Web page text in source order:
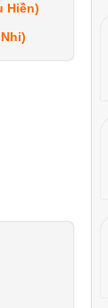
Hiền)